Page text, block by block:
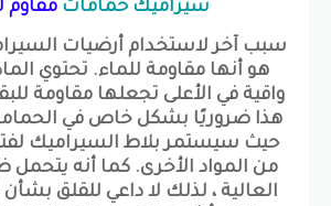
سيراميك حمامات مقاوم
سبب آخر لاستخدام أرضيات
هو أنها مقاومة للماء. تحتوي
واقية في الأعلى تجعلها مقاومة
هذا ضروريًا بشكل خاص في
حيث سيستمر بلاط السيراميك
من المواد الأخرى. كما أنه يتحمل
العالية ، لذلك لا داعي للقلق